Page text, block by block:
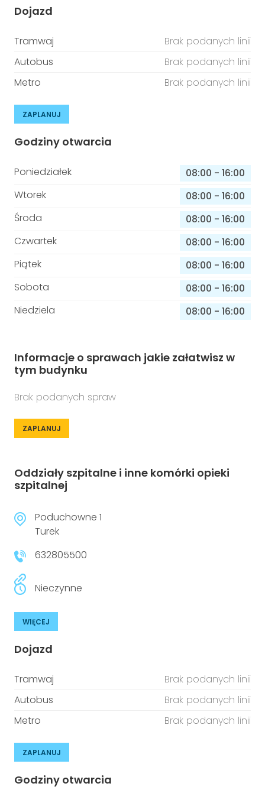
Dojazd
Tramwaj
Brak podanych linii
Autobus
Brak podanych linii
Metro
Brak podanych linii
ZAPLANUJ
Godziny otwarcia
Poniedziałek 08:00 - 16:00
Wtorek
08:00 - 16:00
Środa
08:00 - 16:00
Czwartek
08:00 - 16:00
Piątek
08:00 - 16:00
Sobota
08:00 - 16:00
Niedziela
08:00 - 16:00
Informacje o sprawach jakie załatwisz w
tym budynku
Brak podanych spraw
ZAPLANUJ
Oddziały szpitalne i inne komórki opieki
szpitalnej
Poduchowne 1
Turek
632805500
Nieczynne
WIĘCEJ
Dojazd
Tramwaj
Brak podanych linii
Autobus
Brak podanych linii
Metro
Brak podanych linii
ZAPLANUJ
Godziny otwarcia